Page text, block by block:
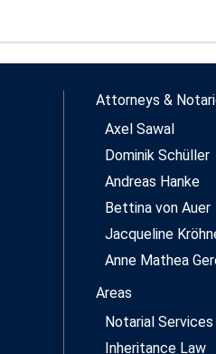
Attorneys &
Axel Sawal
Dominik Schüller
Andreas Hanke
Bettina von Auer
Jacqueline
Anne Mathea
Areas
Notarial Services
Inheritance Law